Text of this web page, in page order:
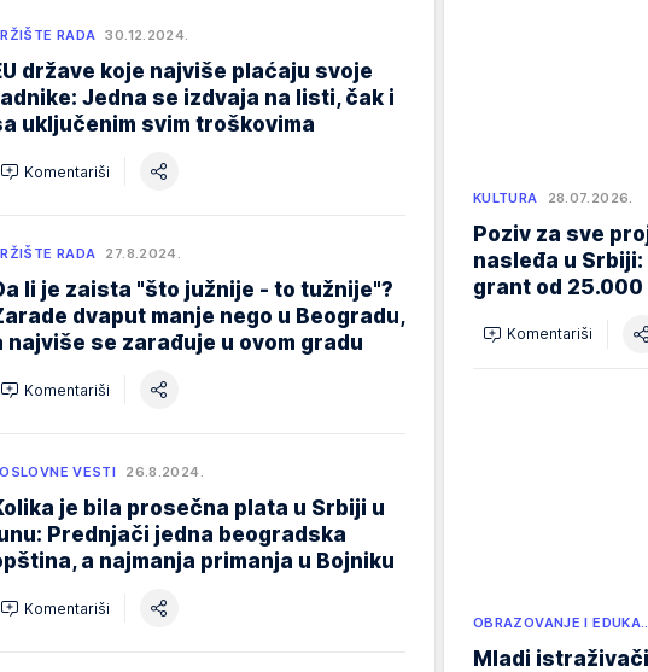
RADA 30.12.2024.
države koje najviše plaćaju svoje
Jedna se izdvaja na listi, čak i
uključenim svim troškovima
Komentariši
RADA 27.8.2024.
li je zaista "što južnije - to tužnije"?
dvaput manje nego u Beogradu,
najviše se zarađuje u ovom gradu
Komentariši
VESTI 26.8.2024.
je bila prosečna plata u Srbiji u
Prednjači jedna beogradska
a najmanja primanja u Bojniku
Komentariši
KULTURA 28.07.2026.
Poziv za sve
nasleđa u
grant od 25.000
Komentariši
OBRAZOVANJE I
Mladi